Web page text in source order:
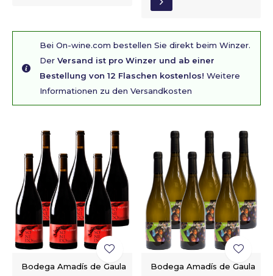
Bei On-wine.com bestellen Sie direkt beim Winzer.
Der Versand ist pro Winzer und ab einer
Bestellung von 12 Flaschen kostenlos! Weitere
Informationen zu den Versandkosten
Bodega Amadís de Gaula Bodega Amadís de Gaula